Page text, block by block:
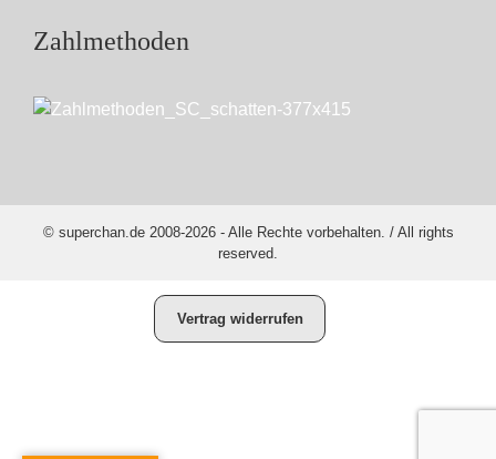
Zahlmethoden
© superchan.de 2008-2026 - Alle Rechte vorbehalten. / All rights
reserved.
Vertrag widerrufen